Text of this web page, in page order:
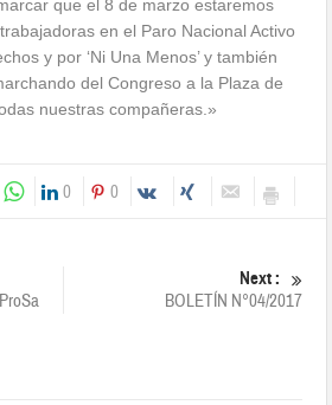
que el 8 de marzo estaremos
en el Paro Nacional Activo
y por ‘Ni Una Menos’ y también
del Congreso a la Plaza de
nuestras compañeras.»
0 0
Next :
BOLETÍN N°04/2017